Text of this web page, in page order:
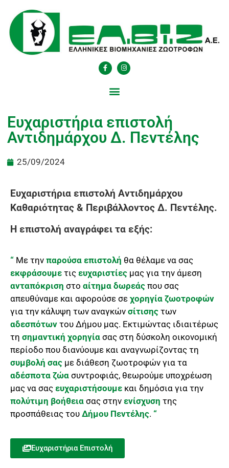
Ευχαριστήρια επιστολή
Αντιδημάρχου Δ. Πεντέλης
25/09/2024
Ευχαριστήρια επιστολή Αντιδημάρχου
Καθαριότητας & Περιβάλλοντος Δ. Πεντέλης.
Η επιστολή αναγράφει τα εξής:
“ Με την παρούσα επιστολή θα θέλαμε να σας
εκφράσουμε τις ευχαριστίες μας για την άμεση
ανταπόκριση στο αίτημα δωρεάς που σας
απευθύναμε και αφορούσε σε χορηγία ζωοτροφών
για την κάλυψη των αναγκών σίτισης των
αδεσπότων του Δήμου μας. Εκτιμώντας ιδιαιτέρως
τη σημαντική χορηγία σας στη δύσκολη οικονομική
περίοδο που διανύουμε και αναγνωρίζοντας τη
συμβολή σας με διάθεση ζωοτροφών για τα
αδέσποτα ζώα συντροφιάς, θεωρούμε υποχρέωση
μας να σας ευχαριστήσουμε και δημόσια για την
πολύτιμη βοήθεια σας στην ενίσχυση της
προσπάθειας του Δήμου Πεντέλης. “
Ευχαριστήρια Επιστολή